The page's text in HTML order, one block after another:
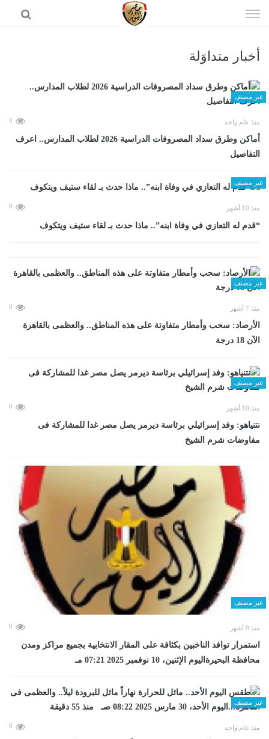
الى
أخبار متداوَلة
غير مصنف
منذ عام واحد 0
أماكن وطرق سداد المصروفات الدراسية 2026 لطلاب المدارس.. اعرف
التفاصيل
غير مصنف
منذ 10 أشهر 0
“قدم له التعازي في وفاة ابنه”.. ماذا حدث بـ لقاء ستيف ويتكوف
غير مصنف
منذ 7 أشهر 0
الأرصاد: سحب وأمطار متفاوتة على هذه المناطق.. والعظمى بالقاهرة
الآن 18 درجة
غير مصنف
منذ 10 أشهر 0
نتنياهو: وفد إسرائيلي برئاسة ديرمر يصل مصر غدا للمشاركة فى
مفاوضات شرم الشيخ
غير مصنف
منذ 9 أشهر 0
استمرار توافد الناخبين بكثافة على المقار الانتخابية بجميع مراكز ومدن
محافظة البحيرةاليوم الإثنين، 10 نوفمبر 2025 07:21 مـ
غير مصنف
منذ عام واحد 0